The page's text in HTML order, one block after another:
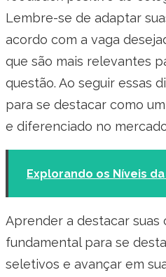
Lembre-se de adaptar
acordo com a vaga
que são mais relevantes
questão. Ao seguir essas
para se destacar como
e diferenciado no
Explorando os Níveis
Aprender a destacar suas
fundamental para se
seletivos e avançar em